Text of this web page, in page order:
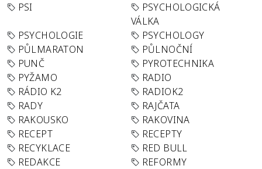
PSI
PSYCHOLOGICKÁ
VÁLKA
PSYCHOLOGIE
PSYCHOLOGY
PŮLMARATON
PŮLNOČNÍ
PUNČ
PYROTECHNIKA
PYŽAMO
RADIO
RÁDIO K2
RADIOK2
RADY
RAJČATA
RAKOUSKO
RAKOVINA
RECEPT
RECEPTY
RECYKLACE
RED BULL
REDAKCE
REFORMY